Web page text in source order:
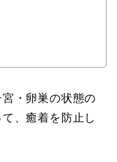
・卵巣の状態の
、癒着を防止し